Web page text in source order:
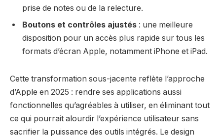
prise de notes ou de la relecture.
Boutons et contrôles ajustés : une meilleure
disposition pour un accès plus rapide sur tous les
formats d’écran Apple, notamment iPhone et iPad.
Cette transformation sous-jacente reflète l’approche
d’Apple en 2025 : rendre ses applications aussi
fonctionnelles qu’agréables à utiliser, en éliminant tout
ce qui pourrait alourdir l’expérience utilisateur sans
sacrifier la puissance des outils intégrés. Le design